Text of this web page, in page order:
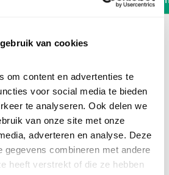
van cookies
om content en advertenties te
voor social media te bieden
te analyseren. Ook delen we
van onze site met onze
adverteren en analyse. Deze
gegevens combineren met andere
heeft verstrekt of die ze hebben